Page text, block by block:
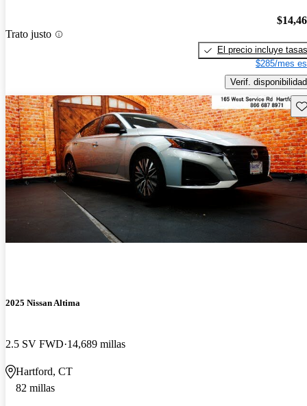
Trato justo
El precio incluye tasas
$285/mes
Verif. disponibilidad
2025 Nissan Altima
2.5 SV FWD 14,689 millas
Hartford, CT
82 millas